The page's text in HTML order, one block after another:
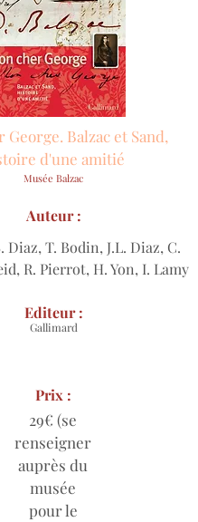
George. Balzac et Sand,
d'une amitié
Musée Balzac
Diaz, T. Bodin, J.L. Diaz, C.
R. Pierrot, H. Yon, I. Lamy
Auteur :
Gallimard
Editeur :
Prix :
29€ (se
renseigner
auprès du
musée
pour le